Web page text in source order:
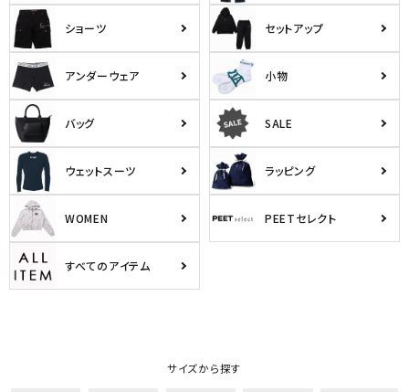
ショーツ セットアップ
アンダーウェア 小物
バッグ SALE
ウェットスーツ ラッピング
WOMEN PEETセレクト
すべてのアイテム
サイズから探す